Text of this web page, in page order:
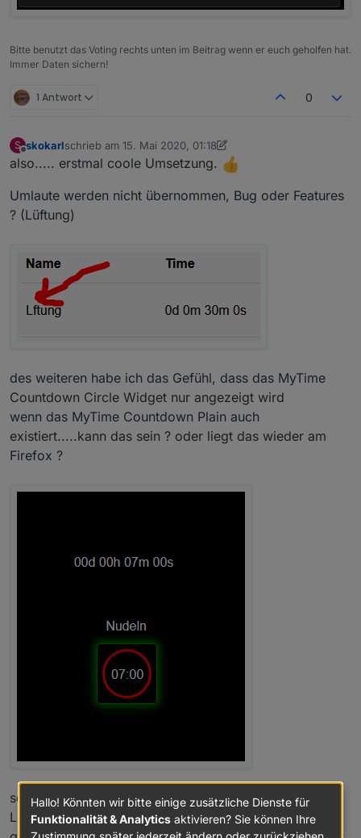
Bitte benutzt das Voting rechts unten im Beitrag wenn er euch geholfen hat.
Immer Daten sichern!
1 Antwort 0
S skokarlschrieb am 15. Mai 2020, 01:18
zuletzt editiert von skokarl
also..... erstmal coole Umsetzung.
Umlaute werden nicht übernommen, Bug oder Features
? (Lüftung)
des weiteren habe ich das Gefühl, dass das MyTime
Countdown Circle Widget nur angezeigt wird
wenn das MyTime Countdown Plain auch
existiert.....kann das sein ? oder liegt das wieder am
Firefox ?
so ist alles gut.
Lösche ich jetzt die OID im Plain Widget, oder das
Hallo! Könnten wir bitte einige zusätzliche Dienste für
Funktionalität & Analytics aktivieren? Sie können Ihre